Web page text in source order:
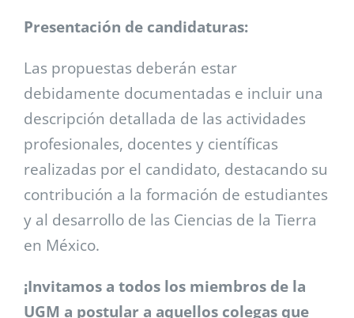
Presentación de candidaturas:
Las propuestas deberán estar
debidamente documentadas e incluir una
descripción detallada de las actividades
profesionales, docentes y científicas
realizadas por el candidato, destacando su
contribución a la formación de estudiantes
y al desarrollo de las Ciencias de la Tierra
en México.
¡Invitamos a todos los miembros de la
UGM a postular a aquellos colegas que